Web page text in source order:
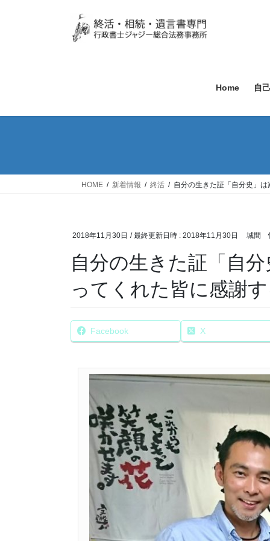
Home 自
HOME 新着情報 終活 自分の生きた証「自分史」
2018年11月30日 / 最終更新日時 : 2018年11月30日 城間
自分の生きた証「自
ってくれた皆に感謝
Facebook X